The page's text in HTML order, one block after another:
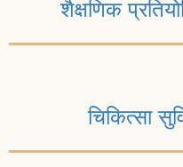
शैक्षणिक
चिकित्सा